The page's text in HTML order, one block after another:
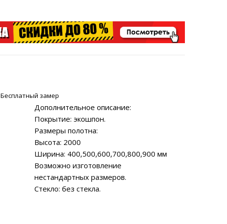
Бесплатный замер
Дополнительное описание:
Покрытие: экошпон.
Размеры полотна:
Высота: 2000
Ширина: 400,500,600,700,800,900 мм
Возможно изготовление
нестандартных размеров.
Стекло: без стекла.